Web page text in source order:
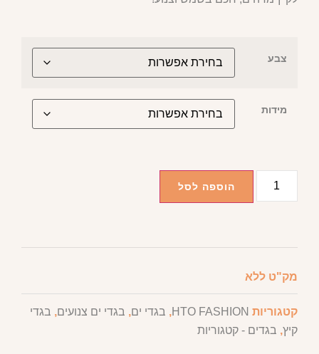
צבע
מידות
הוספה לסל
מק"ט ללא
קטגוריות HTO FASHION
, בגדי ים, בגדי ים צנועים, בגדי
קיץ, בגדים - קטגוריות